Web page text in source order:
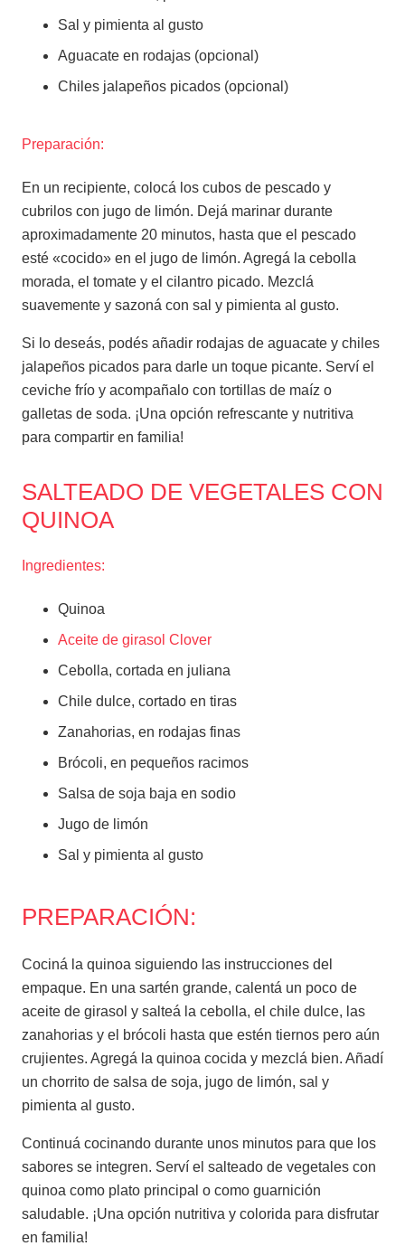
Sal y pimienta al gusto
Aguacate en rodajas (opcional)
Chiles jalapeños picados (opcional)
Preparación:
En un recipiente, colocá los cubos de pescado y
cubrilos con jugo de limón. Dejá marinar durante
aproximadamente 20 minutos, hasta que el pescado
esté «cocido» en el jugo de limón. Agregá la cebolla
morada, el tomate y el cilantro picado. Mezclá
suavemente y sazoná con sal y pimienta al gusto.
Si lo deseás, podés añadir rodajas de aguacate y chiles
jalapeños picados para darle un toque picante. Serví el
ceviche frío y acompañalo con tortillas de maíz o
galletas de soda. ¡Una opción refrescante y nutritiva
para compartir en familia!
SALTEADO DE VEGETALES CON
QUINOA
Ingredientes:
Quinoa
Aceite de girasol Clover
Cebolla, cortada en juliana
Chile dulce, cortado en tiras
Zanahorias, en rodajas finas
Brócoli, en pequeños racimos
Salsa de soja baja en sodio
Jugo de limón
Sal y pimienta al gusto
PREPARACIÓN:
Cociná la quinoa siguiendo las instrucciones del
empaque. En una sartén grande, calentá un poco de
aceite de girasol y salteá la cebolla, el chile dulce, las
zanahorias y el brócoli hasta que estén tiernos pero aún
crujientes. Agregá la quinoa cocida y mezclá bien. Añadí
un chorrito de salsa de soja, jugo de limón, sal y
pimienta al gusto.
Continuá cocinando durante unos minutos para que los
sabores se integren. Serví el salteado de vegetales con
quinoa como plato principal o como guarnición
saludable. ¡Una opción nutritiva y colorida para disfrutar
en familia!